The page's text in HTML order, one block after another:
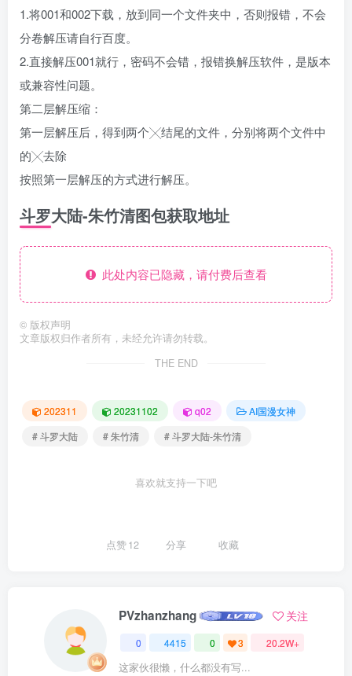
1.将001和002下载，放到同一个文件夹中，否则报错，不会
分卷解压请自行百度。
2.直接解压001就行，密码不会错，报错换解压软件，是版本
或兼容性问题。
第二层解压缩：
第一层解压后，得到两个╳结尾的文件，分别将两个文件中
的╳去除
按照第一层解压的方式进行解压。
斗罗大陆-朱竹清图包获取地址
此处内容已隐藏，请付费后查看
© 版权声明
文章版权归作者所有，未经允许请勿转载。
THE END
202311 20231102 q02
AI国漫女神
# 斗罗大陆
# 朱竹清 # 斗罗大陆-朱竹清
喜欢就支持一下吧
点赞12 分享 收藏
PVzhanzhang 关注
0 4415 0 3 20.2W+
这家伙很懒，什么都没有写...